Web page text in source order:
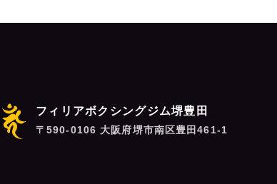
ン
フィリアボクシングジム堺豊田
〒590-0106 大阪府堺市南区豊田461-1